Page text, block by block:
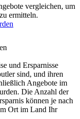
vergleichen, um
ermitteln.
und Ersparnisse
sind, und ihren
Angebote im
Die Anzahl der
können je nach
Ort im Land Ihr